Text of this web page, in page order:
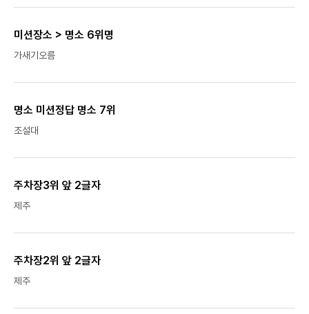
미션장소 > 명소 6위명
가새기오름
명소 미션정답 명소 7위
조설대
주차장3위 앞 2글자
제주
주차장2위 앞 2글자
제주